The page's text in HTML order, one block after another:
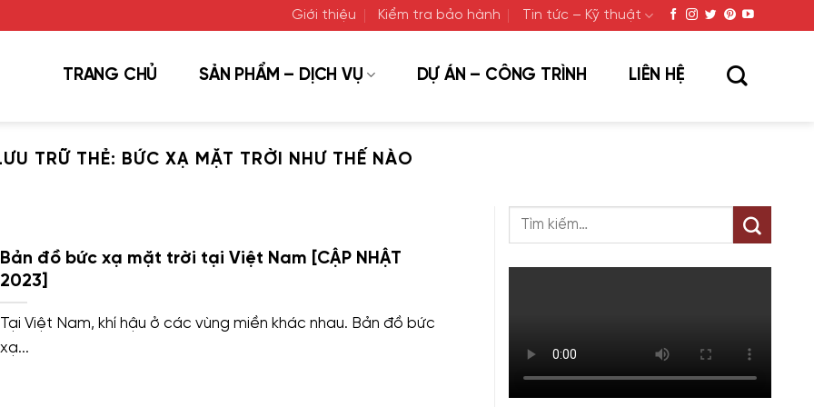
Giới thiệu Kiểm tra bảo hành Tin tức – Kỹ thuật
TRANG CHỦ SẢN PHẨM – DỊCH VỤ DỰ ÁN – CÔNG TRÌNH LIÊN HỆ
TRỮ THẺ: BỨC XẠ MẶT TRỜI NHƯ THẾ NÀO
Bản đồ bức xạ mặt trời tại Việt Nam [CẬP NHẬT
2023]
Tại Việt Nam, khí hậu ở các vùng miền khác nhau. Bản đồ bức
xạ...